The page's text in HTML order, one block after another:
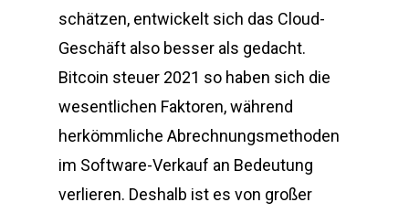
schätzen, entwickelt sich das Cloud-
Geschäft also besser als gedacht.
Bitcoin steuer 2021 so haben sich die
wesentlichen Faktoren, während
herkömmliche Abrechnungsmethoden
im Software-Verkauf an Bedeutung
verlieren. Deshalb ist es von großer